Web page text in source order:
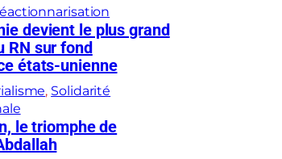
devient le plus grand
RN sur fond
états-unienne
, Solidarité
le triomphe de